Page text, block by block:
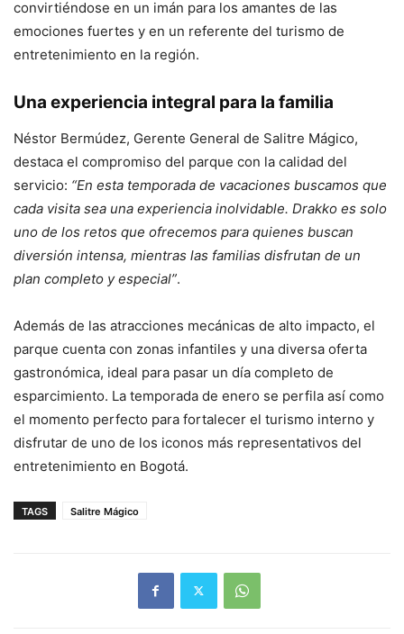
convirtiéndose en un imán para los amantes de las
emociones fuertes y en un referente del turismo de
entretenimiento en la región.
Una experiencia integral para la familia
Néstor Bermúdez, Gerente General de Salitre Mágico,
destaca el compromiso del parque con la calidad del
servicio: “En esta temporada de vacaciones buscamos que
cada visita sea una experiencia inolvidable. Drakko es solo
uno de los retos que ofrecemos para quienes buscan
diversión intensa, mientras las familias disfrutan de un
plan completo y especial”.
Además de las atracciones mecánicas de alto impacto, el
parque cuenta con zonas infantiles y una diversa oferta
gastronómica, ideal para pasar un día completo de
esparcimiento. La temporada de enero se perfila así como
el momento perfecto para fortalecer el turismo interno y
disfrutar de uno de los iconos más representativos del
entretenimiento en Bogotá.
TAGS Salitre Mágico